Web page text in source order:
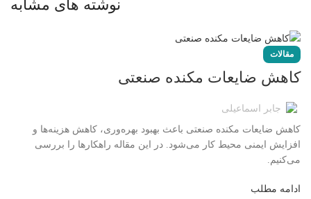
نوشته های مشابه
مقالات
کاهش ضایعات مکنده صنعتی
جابر اسماعیلی
کاهش ضایعات مکنده صنعتی باعث بهبود بهره‌وری، کاهش هزینه‌ها و
افزایش ایمنی محیط کار می‌شود. در این مقاله راهکارها را بررسی
می‌کنیم.
ادامه مطلب